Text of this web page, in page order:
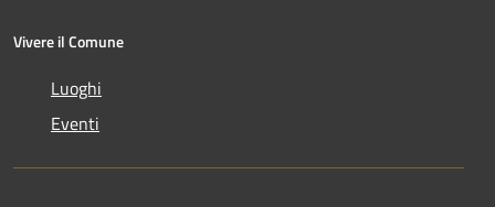
Vivere il Comune
Luoghi
Eventi